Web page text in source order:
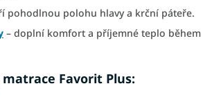
pohodlnou polohu hlavy a krční páteře.
– doplní komfort a příjemné teplo během
Favorit Plus: